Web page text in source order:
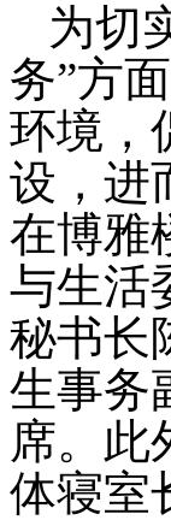
为切
务”方
环境，
设，进
在博雅
与生活
秘书长
生事务
席。此
体寝室